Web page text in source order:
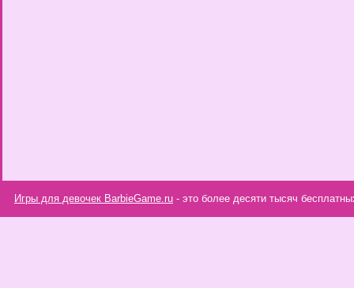
Игры для девочек BarbieGame.ru - это более десяти тысяч